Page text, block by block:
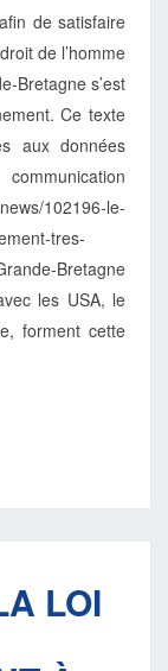
de satisfaire
de l’homme
Bretagne s’est
Ce texte
aux données
102196-le-
tres-
Bretagne
les USA, le
forment cette
LOI